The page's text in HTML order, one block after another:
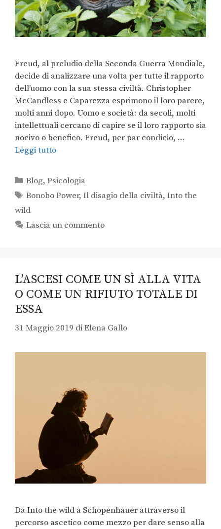
Freud, al preludio della Seconda Guerra Mondiale,
decide di analizzare una volta per tutte il rapporto
dell’uomo con la sua stessa civiltà. Christopher
McCandless e Caparezza esprimono il loro parere,
molti anni dopo. Uomo e società: da secoli, molti
intellettuali cercano di capire se il loro rapporto sia
nocivo o benefico. Freud, per par condicio, …
Leggi tutto
Blog,Psicologia
Bonobo Power,Il disagio della civiltà,Into the
wild
Lascia un commento
L’ASCESI COME UN SÌ ALLA VITA
O COME UN RIFIUTO TOTALE DI
ESSA
31 Maggio 2019 diElena Gallo
Da Into the wild a Schopenhauer attraverso il
percorso ascetico come mezzo per dare senso alla